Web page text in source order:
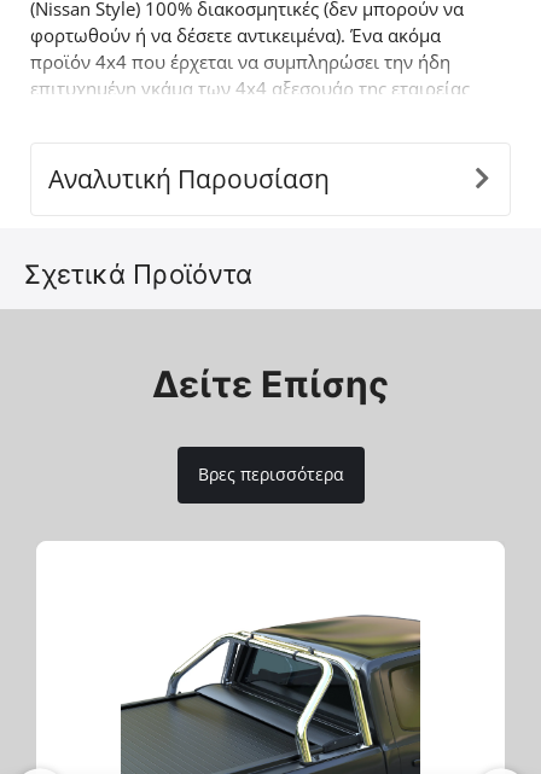
(Nissan Style) 100% διακοσμητικές (δεν μπορούν να
φορτωθούν ή να δέσετε αντικειμένα). Ένα ακόμα
προϊόν 4x4 που έρχεται να συμπληρώσει την ήδη
επιτυχημένη γκάμα των 4x4 αξεσουάρ της εταιρείας
Αναλυτική Παρουσίαση
Σχετικά Προϊόντα
Δείτε Επίσης
Βρες περισσότερα